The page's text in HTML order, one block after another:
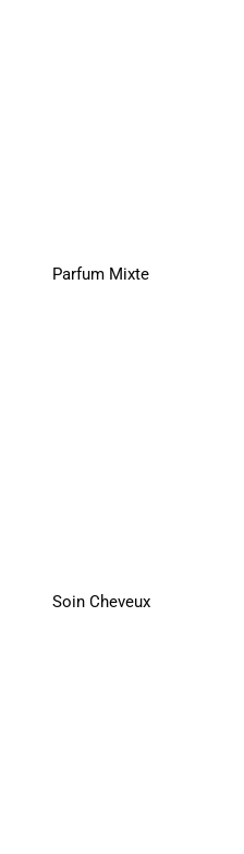
Parfum Mixte
Soin Cheveux